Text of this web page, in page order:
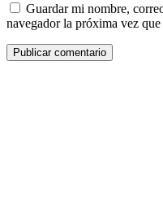
Guardar mi nombre,
navegador la próxima vez que